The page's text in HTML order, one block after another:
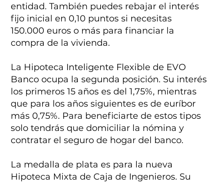
entidad. También puedes rebajar el interés
fijo inicial en 0,10 puntos si necesitas
150.000 euros o más para financiar la
compra de la vivienda.
La Hipoteca Inteligente Flexible de EVO
Banco ocupa la segunda posición. Su interés
los primeros 15 años es del 1,75%, mientras
que para los años siguientes es de euríbor
más 0,75%. Para beneficiarte de estos tipos
solo tendrás que domiciliar la nómina y
contratar el seguro de hogar del banco.
La medalla de plata es para la nueva
Hipoteca Mixta de Caja de Ingenieros. Su